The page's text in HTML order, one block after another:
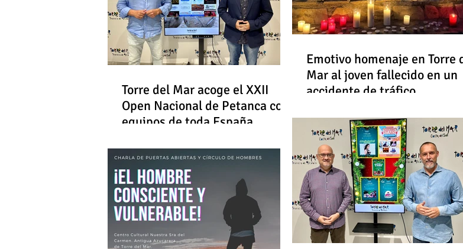
Torre del Mar acoge el XXII
Open Nacional de Petanca con
equipos de toda España
Emotivo homenaje en Torre
Mar al joven fallecido en un
accidente de tráfico